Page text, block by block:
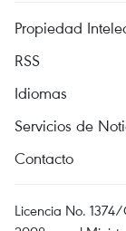
Propiedad
RSS
Idiomas
Servicios de
Contacto
Licencia No.